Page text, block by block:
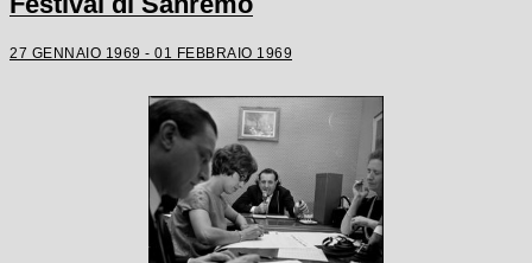
27 GENNAIO 1969 - 01 FEBBRAIO 1969